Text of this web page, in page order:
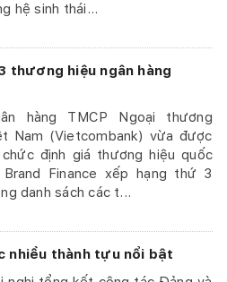
hệ sinh thái...
thương hiệu ngân hàng
hàng TMCP Ngoại thương
Nam (Vietcombank) vừa được
định giá thương hiệu quốc
Finance xếp hạng thứ 3
danh sách các t...
thành tựu nổi bật